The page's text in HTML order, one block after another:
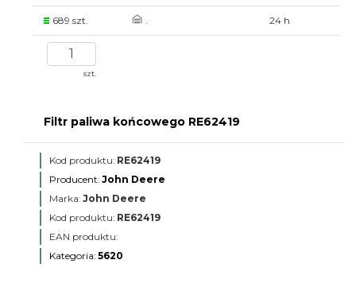
689 szt. . 24 h
szt.
Filtr paliwa końcowego RE62419
Kod produktu: RE62419
Producent: John Deere
Marka: John Deere
Kod produktu: RE62419
EAN produktu:
Kategoria: 5620